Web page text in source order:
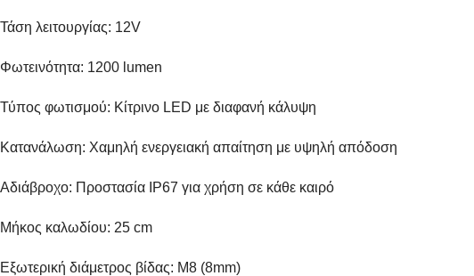
Τάση λειτουργίας: 12V
Φωτεινότητα: 1200 lumen
Τύπος φωτισμού: Κίτρινο LED με διαφανή κάλυψη
Κατανάλωση: Χαμηλή ενεργειακή απαίτηση με υψηλή απόδοση
Αδιάβροχο: Προστασία IP67 για χρήση σε κάθε καιρό
Μήκος καλωδίου: 25 cm
Εξωτερική διάμετρος βίδας: M8 (8mm)